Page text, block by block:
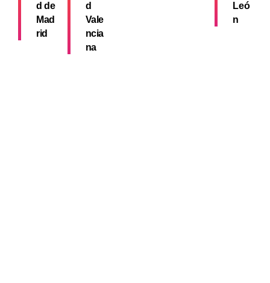
d de
Mad
rid
d
Vale
ncia
na
Leó
n